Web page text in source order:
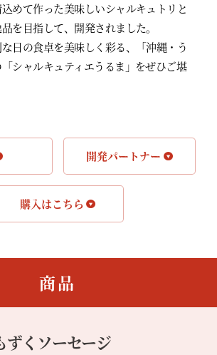
めて作った美味しいシャルキュトリと
を目指して、開発されました。
日の食卓を美味しく彩る、「沖縄・う
シャルキュティエうるま」をぜひご堪
開発パートナー
購入はこちら
商品
ずくソーセージ